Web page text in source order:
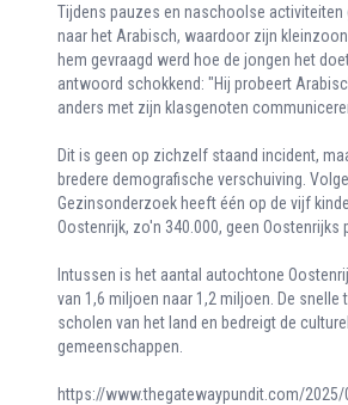
Tijdens pauzes en naschoolse activiteiten
naar het Arabisch, waardoor zijn
hem gevraagd werd hoe de jongen het
antwoord schokkend: "Hij probeert
anders met zijn klasgenoten
Dit is geen op zichzelf staand incident,
bredere demografische verschuiving.
Gezinsonderzoek heeft één op de vijf
Oostenrijk, zo'n 340.000, geen Oostenrijks
Intussen is het aantal autochtone
van 1,6 miljoen naar 1,2 miljoen. De
scholen van het land en bedreigt de
gemeenschappen.
https://www.thegatewaypundit.com/